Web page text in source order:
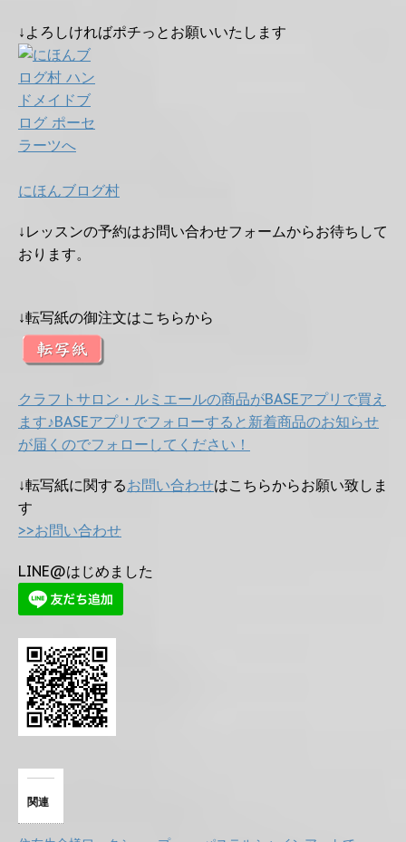
↓よろしければポチっとお願いいたします
にほんブログ村
↓レッスンの予約はお問い合わせフォームからお待ちして
おります。
↓転写紙の御注文はこちらから
クラフトサロン・ルミエールの商品がBASEアプリで買え
ます♪BASEアプリでフォローすると新着商品のお知らせ
が届くのでフォローしてください！
↓転写紙に関するお問い合わせはこちらからお願い致しま
す
>>お問い合わせ
LINE@はじめました
関連